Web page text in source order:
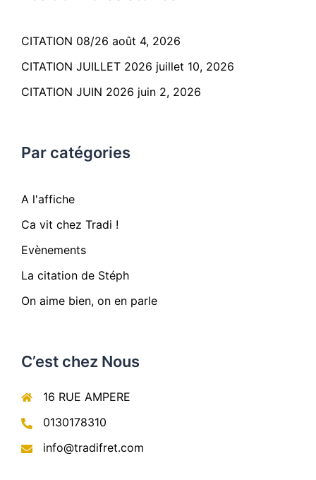
CITATION 08/26 août 4, 2026
CITATION JUILLET 2026 juillet 10, 2026
CITATION JUIN 2026 juin 2, 2026
Par catégories
A l'affiche
Ca vit chez Tradi !
Evènements
La citation de Stéph
On aime bien, on en parle
C’est chez Nous
16 RUE AMPERE
0130178310
info@tradifret.com